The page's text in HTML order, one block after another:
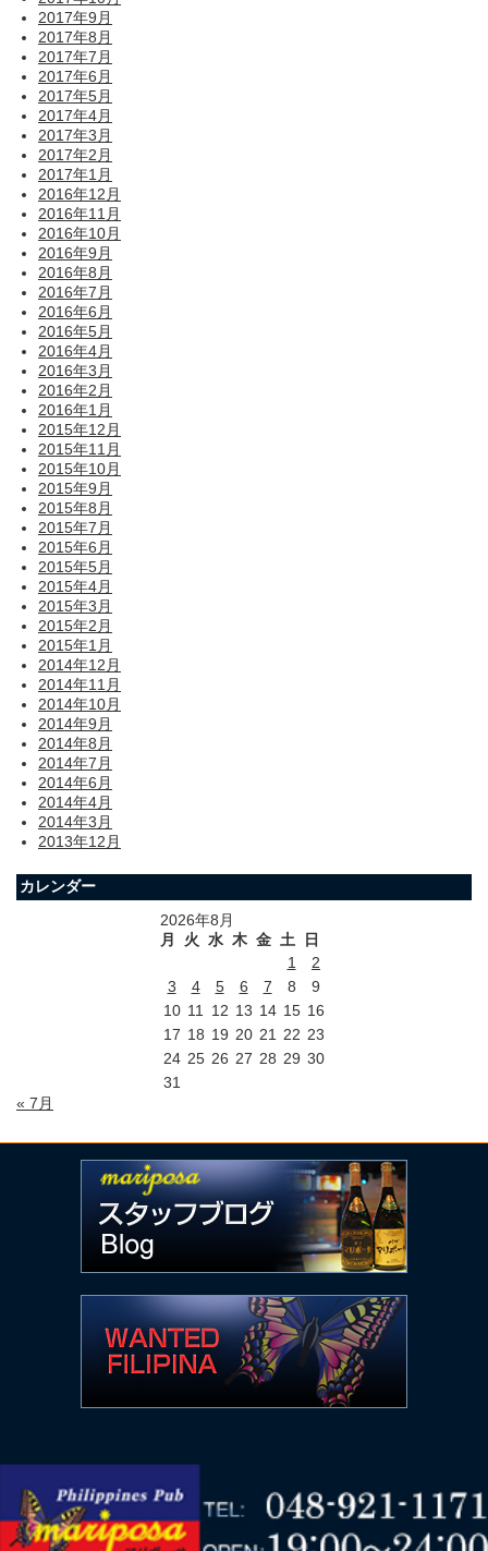
2017年9月
2017年8月
2017年7月
2017年6月
2017年5月
2017年4月
2017年3月
2017年2月
2017年1月
2016年12月
2016年11月
2016年10月
2016年9月
2016年8月
2016年7月
2016年6月
2016年5月
2016年4月
2016年3月
2016年2月
2016年1月
2015年12月
2015年11月
2015年10月
2015年9月
2015年8月
2015年7月
2015年6月
2015年5月
2015年4月
2015年3月
2015年2月
2015年1月
2014年12月
2014年11月
2014年10月
2014年9月
2014年8月
2014年7月
2014年6月
2014年4月
2014年3月
2013年12月
カレンダー
2026年8月
月
火 水 木 金 土
日
1
2
3
4 5 6 7 8
9
10 11 12 13 14 15 16
17 18 19 20 21 22 23
24 25 26 27 28 29 30
31
« 7月